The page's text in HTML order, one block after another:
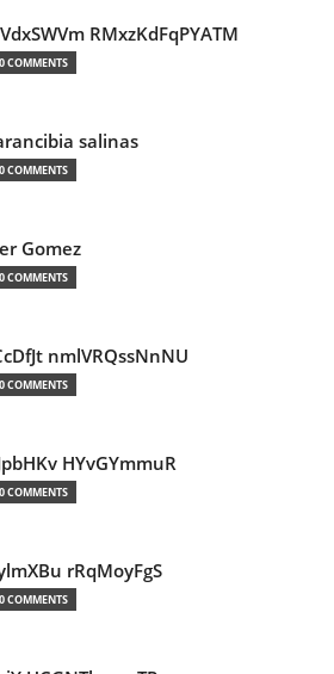
RMxzKdFqPYATM
0 COMMENTS
salinas
0 COMMENTS
Gomez
0 COMMENTS
nmlVRQssNnNU
0 COMMENTS
HYvGYmmuR
0 COMMENTS
rRqMoyFgS
0 COMMENTS